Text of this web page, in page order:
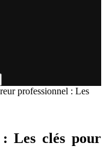
professionnel : Les
: Les clés pour